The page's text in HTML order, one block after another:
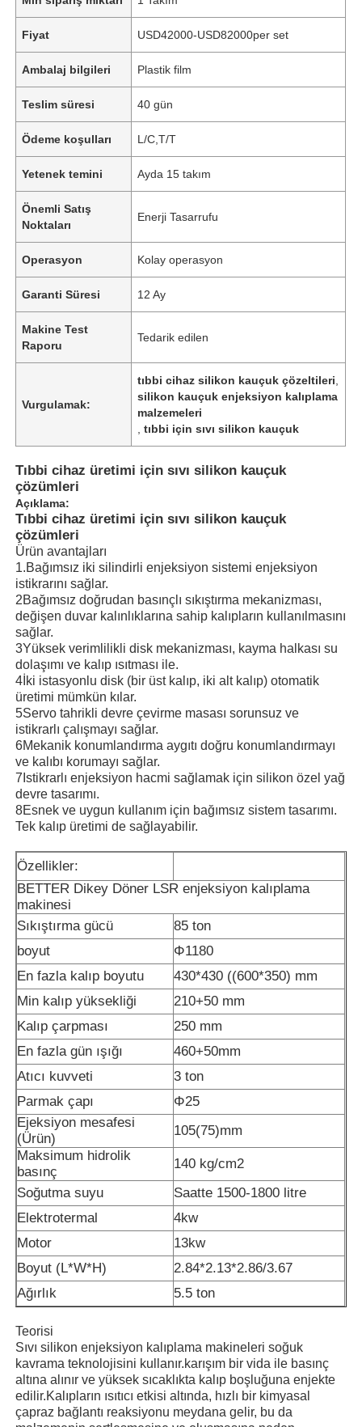
Ana sayfa
Ürünler
Hakkımızda
Fabrika turu
Kalite kontrol
Bize ulaşın
Haberler
Teklif isteği
LSR Enjeksiyon Makinesi
Fiyat USD42000-USD82000per set
Ambalaj bilgileri Plastik film
Teslim süresi 40 gün
Ödeme koşulları L/C,T/T
Yetenek temini Ayda 15 takım
Önemli Satış
Noktaları
Enerji Tasarrufu
Operasyon Kolay operasyon
Garanti Süresi 12 Ay
Makine Test
Raporu
Tedarik edilen
Vurgulamak:
tıbbi cihaz silikon kauçuk çözeltileri
silikon kauçuk enjeksiyon kalıplama
malzemeleri
,tıbbi için sıvı silikon kauçuk
Tıbbi cihaz üretimi için sıvı silikon kauçuk
çözümleri
Açıklama:
Tıbbi cihaz üretimi için sıvı silikon kauçuk
çözümleri
Ürün avantajları
1.Bağımsız iki silindirli enjeksiyon sistemi enjeksiyon
istikrarını sağlar.
2Bağımsız doğrudan basınçlı sıkıştırma mekanizması,
değişen duvar kalınlıklarına sahip kalıpların kullanılmasını
sağlar.
3Yüksek verimlilikli disk mekanizması, kayma halkası su
dolaşımı ve kalıp ısıtması ile.
4İki istasyonlu disk (bir üst kalıp, iki alt kalıp) otomatik
üretimi mümkün kılar.
5Servo tahrikli devre çevirme masası sorunsuz ve
istikrarlı çalışmayı sağlar.
6Mekanik konumlandırma aygıtı doğru konumlandırmayı
ve kalıbı korumayı sağlar.
7Istikrarlı enjeksiyon hacmi sağlamak için silikon özel yağ
devre tasarımı.
8Esnek ve uygun kullanım için bağımsız sistem tasarımı.
Tek kalıp üretimi de sağlayabilir.
Özellikler:
BETTER Dikey Döner LSR enjeksiyon kalıplama
makinesi
Sıkıştırma gücü
85 ton
boyut
Φ1180
En fazla kalıp boyutu
430*430 ((600*350) mm
Min kalıp yüksekliği
210+50 mm
Kalıp çarpması
250 mm
En fazla gün ışığı
460+50mm
Atıcı kuvveti
3 ton
Parmak çapı
Φ25
Ejeksiyon mesafesi
(Ürün)
105(75)mm
Maksimum hidrolik
basınç
140 kg/cm2
Soğutma suyu
Saatte 1500-1800 litre
Elektrotermal
4kw
Motor
13kw
Boyut (L*W*H)
2.84*2.13*2.86/3.67
Ağırlık
5.5 ton
Teorisi
Sıvı silikon enjeksiyon kalıplama makineleri soğuk
kavrama teknolojisini kullanır.karışım bir vida ile basınç
altına alınır ve yüksek sıcaklıkta kalıp boşluğuna enjekte
edilir.Kalıpların ısıtıcı etkisi altında, hızlı bir kimyasal
çapraz bağlantı reaksiyonu meydana gelir, bu da